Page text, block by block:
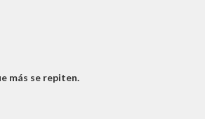
más se repiten.